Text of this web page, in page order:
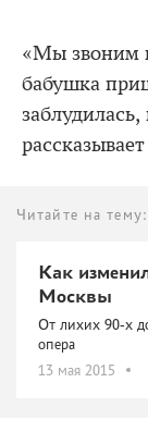
«Мы звоним
бабушка
Читайте на тему:
Как
Москвы
От лихих 90-х
опера
13 мая 2015